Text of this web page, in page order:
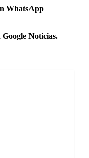
WhatsApp
Noticias.